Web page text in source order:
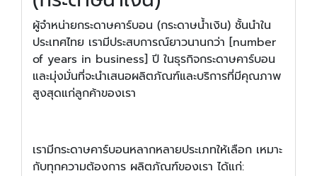
ผู้จำหน่ายกระดาษคาร์บอน (กระดาษน้ำเงิน) ชั้นนำใน
ประเทศไทย เรามีประสบการณ์ยาวนานกว่า [number
of years in business] ปี ในธุรกิจกระดาษคาร์บอน
และมุ่งมั่นที่จะนำเสนอผลิตภัณฑ์และบริการที่มีคุณภาพ
สูงสุดแก่ลูกค้าของเรา
เรามีกระดาษคาร์บอนหลากหลายประเภทให้เลือก เหมาะ
กับทุกความต้องการ ผลิตภัณฑ์ของเรา ได้แก่: